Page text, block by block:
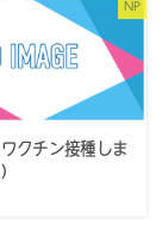
NP
クチン接種しま